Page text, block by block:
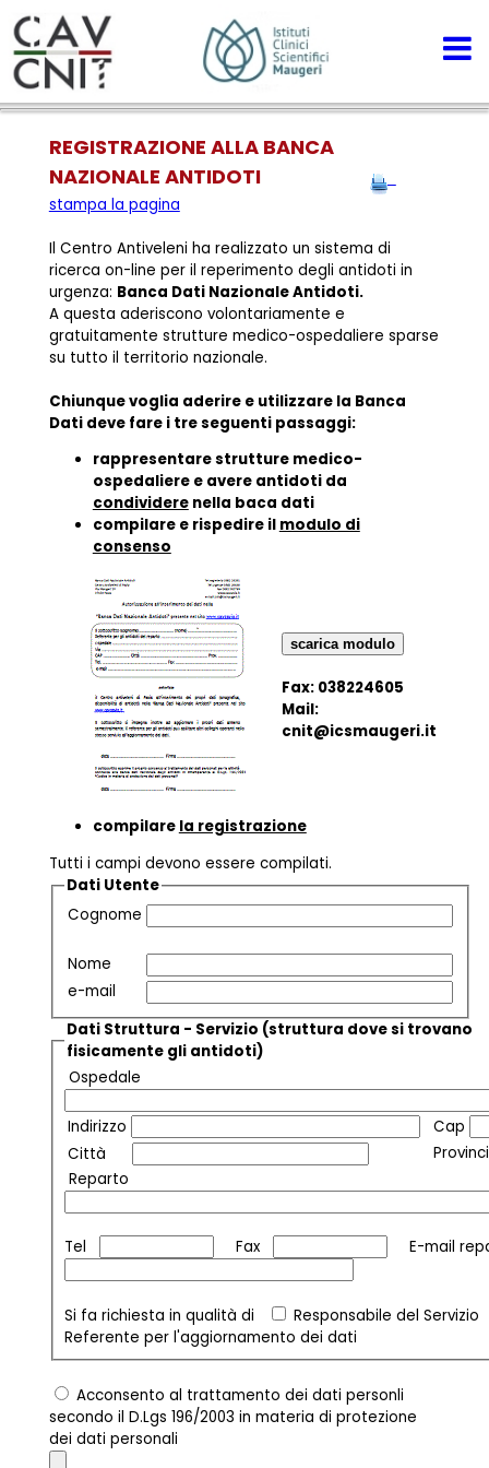
REGISTRAZIONE ALLA BANCA
NAZIONALE ANTIDOTI
stampa la pagina
Il Centro Antiveleni ha realizzato un sistema di
ricerca on-line per il reperimento degli antidoti in
urgenza: Banca Dati Nazionale Antidoti.
A questa aderiscono volontariamente e
gratuitamente strutture medico-ospedaliere sparse
su tutto il territorio nazionale.
Chiunque voglia aderire e utilizzare la Banca
Dati deve fare i tre seguenti passaggi:
rappresentare strutture medico-
ospedaliere e avere antidoti da
condividerenella baca dati
compilare e rispedire il modulo di
consenso
scarica modulo
Fax: 038224605
Mail:
cnit@icsmaugeri.it
compilare la registrazione
Tutti i campi devono essere compilati.
Dati Utente
Cognome
Nome
e-mail
Dati Struttura - Servizio (struttura dove si trovano
fisicamente gli antidoti)
Ospedale
Indirizzo
Cap
Città
Reparto
Tel Fax E-mail
Si fa richiesta in qualità di
Referente per l'aggiornamento dei dati
Acconsento al trattamento dei dati personli
secondo il D.Lgs 196/2003 in materia di protezione
dei dati personali